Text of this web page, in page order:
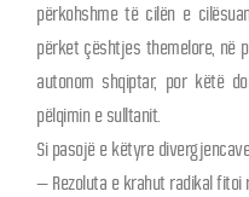
përkohshme të cilën e
përket çështjes themelore, në
autonom shqiptar, por këtë
pëlqimin e sulltanit.
Si pasojë e këtyre
– Rezoluta e krahut radikal fitoi